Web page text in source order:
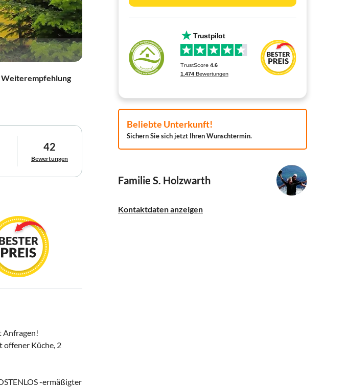
Weiterempfehlung
42
Bewertungen
Anfragen!
offener Küche, 2
-ermäßigter
Beliebte Unterkunft!
Sichern Sie sich jetzt Ihren Wunschtermin.
Familie S. Holzwarth
Kontaktdaten anzeigen